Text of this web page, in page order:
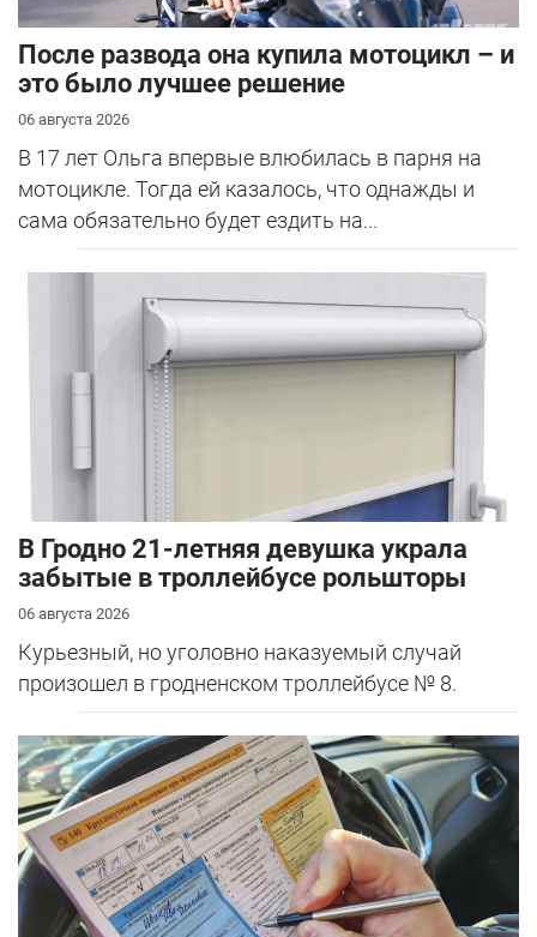
После развода она купила мотоцикл – и
это было лучшее решение
06 августа 2026
В 17 лет Ольга впервые влюбилась в парня на
мотоцикле. Тогда ей казалось, что однажды и
сама обязательно будет ездить на...
В Гродно 21-летняя девушка украла
забытые в троллейбусе рольшторы
06 августа 2026
Курьезный, но уголовно наказуемый случай
произошел в гродненском троллейбусе № 8.